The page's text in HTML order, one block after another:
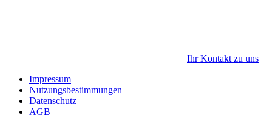
Ihr Kontakt zu uns
Impressum
Nutzungsbestimmungen
Datenschutz
AGB